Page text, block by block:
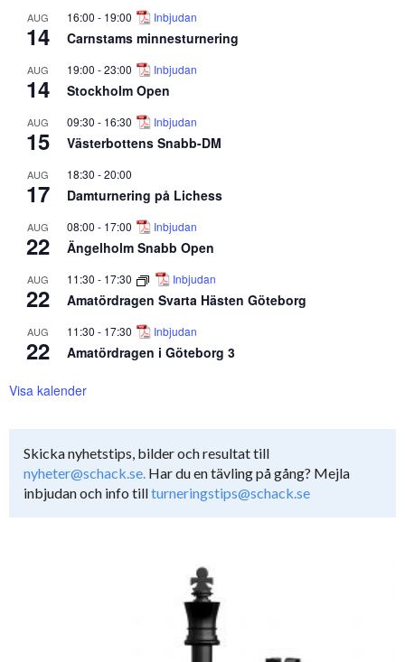
AUG
14
16:00 - 19:00 Inbjudan
Carnstams minnesturnering
AUG
14
19:00 -23:00 Inbjudan
Stockholm Open
AUG
15
09:30 - 16:30 Inbjudan
Västerbottens Snabb-DM
AUG
17
18:30 -20:00
Damturnering på Lichess
AUG
22
08:00 - 17:00 Inbjudan
Ängelholm Snabb Open
AUG
22
11:30 - 17:30 Inbjudan
Amatördragen Svarta Hästen Göteborg
AUG
22
11:30 - 17:30 Inbjudan
Amatördragen i Göteborg 3
Visa kalender
Skicka nyhetstips, bilder och resultat till
nyheter@schack.se. Har du en tävling på gång? Mejla
inbjudan och info tillturneringstips@schack.se